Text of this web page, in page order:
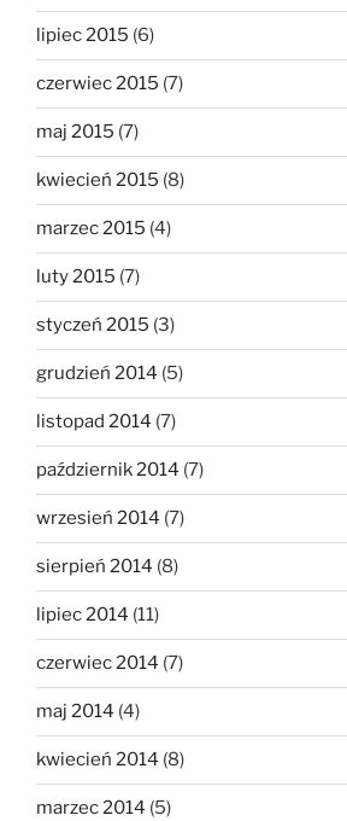
lipiec 2015 (6)
czerwiec 2015 (7)
maj 2015 (7)
kwiecień 2015 (8)
marzec 2015 (4)
luty 2015 (7)
styczeń 2015 (3)
grudzień 2014 (5)
listopad 2014 (7)
październik 2014 (7)
wrzesień 2014 (7)
sierpień 2014 (8)
lipiec 2014 (11)
czerwiec 2014 (7)
maj 2014 (4)
kwiecień 2014 (8)
marzec 2014 (5)